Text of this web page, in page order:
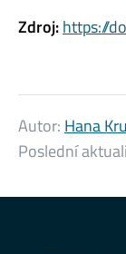
Zdroj:https://
Autor: Hana
Poslední